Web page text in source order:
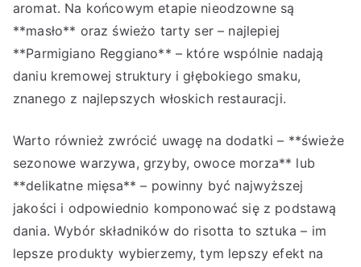
aromat. Na końcowym etapie nieodzowne są
**masło** oraz świeżo tarty ser – najlepiej
**Parmigiano Reggiano** – które wspólnie nadają
daniu kremowej struktury i głębokiego smaku,
znanego z najlepszych włoskich restauracji.
Warto również zwrócić uwagę na dodatki – **świeże
sezonowe warzywa, grzyby, owoce morza** lub
**delikatne mięsa** – powinny być najwyższej
jakości i odpowiednio komponować się z podstawą
dania. Wybór składników do risotta to sztuka – im
lepsze produkty wybierzemy, tym lepszy efekt na